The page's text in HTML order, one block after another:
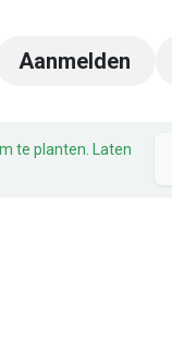
Aanmelden
te planten. Laten